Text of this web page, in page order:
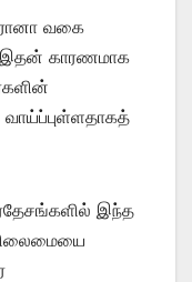
வகை
இதன் காரணமாக
இந்த